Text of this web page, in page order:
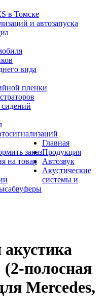
в Томске
и автозапуска
вида
пленки
сидений
заказ
на товар
Главная
Продукция
Автозвук
Акустические
системы и
сабвуферы
полосная
Mercedes,